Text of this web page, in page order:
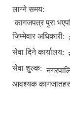
लाग्ने समय:
कागजपत्र पुरा
जिम्मेवार अधिकारी:
सेवा दिने कार्यालय:
सेवा शुल्क:
आवश्यक